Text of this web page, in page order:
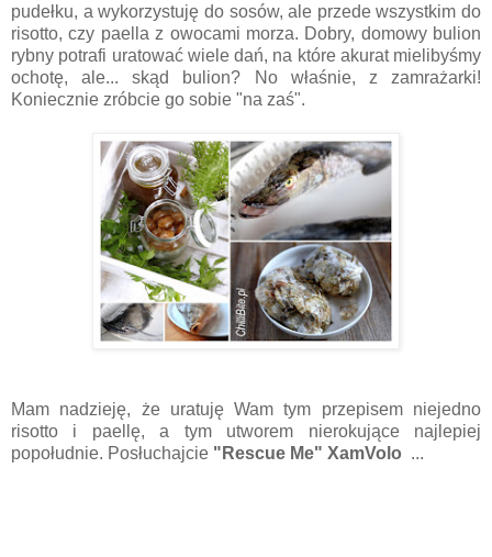
pudełku, a wykorzystuję do sosów, ale przede wszystkim do
risotto, czy paella z owocami morza. Dobry, domowy bulion
rybny potrafi uratować wiele dań, na które akurat mielibyśmy
ochotę, ale... skąd bulion? No właśnie, z zamrażarki!
Koniecznie zróbcie go sobie "na zaś".
Mam nadzieję, że uratuję Wam tym przepisem niejedno
risotto i paellę, a tym utworem nierokujące najlepiej
popołudnie. Posłuchajcie "Rescue Me" XamVolo ...